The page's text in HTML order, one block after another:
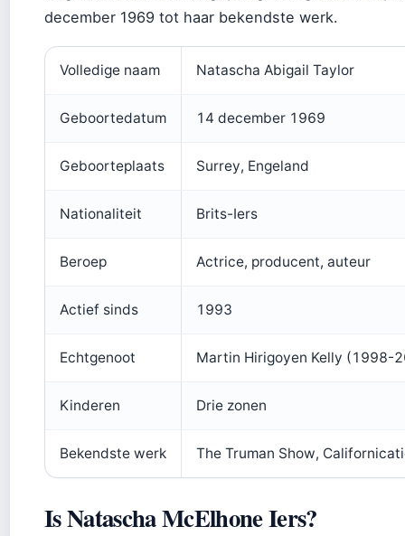
december 1969 tot haar bekendste werk.
Volledige naam Natascha Abigail Taylor
Geboortedatum 14 december 1969
Geboorteplaats Surrey, Engeland
Nationaliteit Brits-Iers
Beroep Actrice, producent, auteur
Actief sinds 1993
Echtgenoot Martin Hirigoyen Kelly (1998-
Kinderen Drie zonen
Bekendste werk The Truman Show,
Is Natascha McElhone Iers?